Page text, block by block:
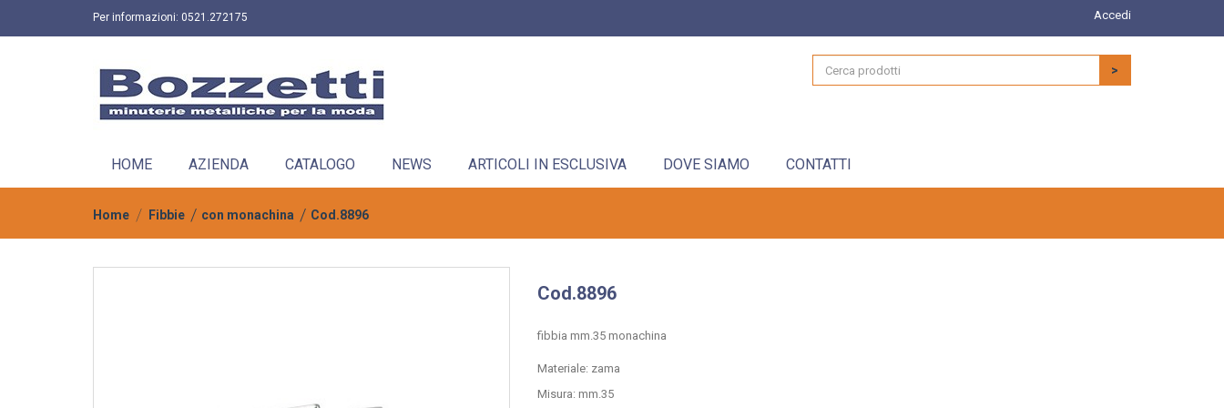
Accedi
Per informazioni: 0521.272175
>
HOME AZIENDA CATALOGO NEWS ARTICOLI IN ESCLUSIVA DOVE SIAMO CONTATTI
Home Fibbie con monachina Cod.8896
Cod.8896
fibbia mm.35 monachina
Materiale: zama
Misura: mm.35